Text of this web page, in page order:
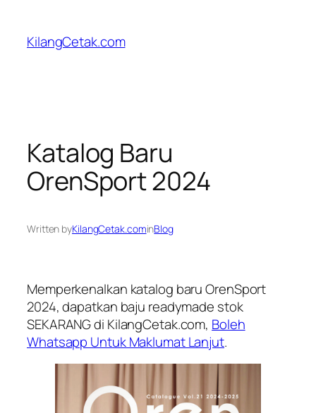
content
KilangCetak.com
Katalog Baru
OrenSport 2024
Written byKilangCetak.cominBlog
Memperkenalkan katalog baru OrenSport
2024, dapatkan baju readymade stok
SEKARANG di KilangCetak.com, Boleh
Whatsapp Untuk Maklumat Lanjut.